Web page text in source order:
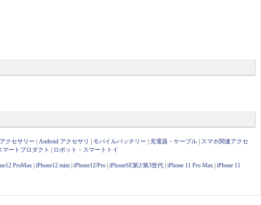
クセサリー |Android アクセサリ モバイルバッテリー 充電器・ケーブル
スマホ関連アクセ
マートプロダクト ロボット・スマートトイ
ProMax |iPhone12 mini |iPhone12/Pro |iPhoneSE第2/第3世代 |iPhone 11 Pro Max |iPhone 11